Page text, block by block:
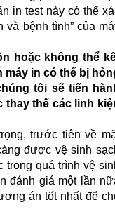
in test này có thể
và bệnh tình” của
hoặc không thể
máy in có thể bị
tôi sẽ tiến
thay thế các linh
trước tiên về
được vệ sinh
trong quá trình vệ
đánh giá một lần
án tốt nhất để